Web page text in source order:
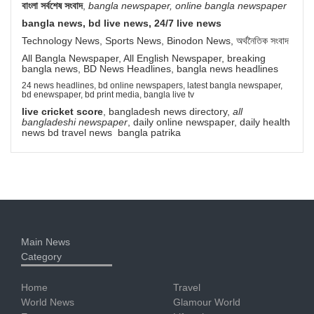
বাংলা সর্বশেষ সংবাদ, bangla newspaper, online bangla newspaper
bangla news, bd live news, 24/7 live news
Technology News, Sports News, Binodon News, অর্থনৈতিক সংবাদ
All Bangla Newspaper, All English Newspaper, breaking
bangla news, BD News Headlines, bangla news headlines
24 news headlines, bd online newspapers, latest bangla newspaper,
bd enewspaper, bd print media, bangla live tv
live cricket score, bangladesh news directory, all
bangladeshi newspaper, daily online newspaper, daily health
news bd travel news bangla patrika
Main News
Category
Home
World News
Travel
Glamour World